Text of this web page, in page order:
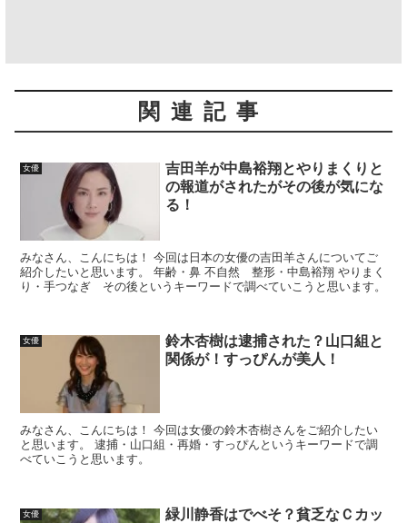
関連記事
女優
吉田羊が中島裕翔とやりまくりと
の報道がされたがその後が気にな
る！
みなさん、こんにちは！ 今回は日本の女優の吉田羊さんについてご
紹介したいと思います。 年齢・鼻 不自然 整形・中島裕翔 やりまく
り・手つなぎ その後というキーワードで調べていこうと思います。
女優
鈴木杏樹は逮捕された？山口組と
関係が！すっぴんが美人！
みなさん、こんにちは！ 今回は女優の鈴木杏樹さんをご紹介したい
と思います。 逮捕・山口組・再婚・すっぴんというキーワードで調
べていこうと思います。
女優
緑川静香はでべそ？貧乏なＣカッ